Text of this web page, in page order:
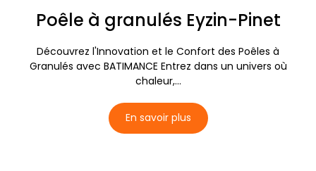
Poêle à granulés Eyzin-Pinet
Découvrez l'Innovation et le Confort des Poêles à
Granulés avec BATIMANCE Entrez dans un univers où
chaleur,...
En savoir plus